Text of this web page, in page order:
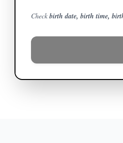
Check birth date, birth time,